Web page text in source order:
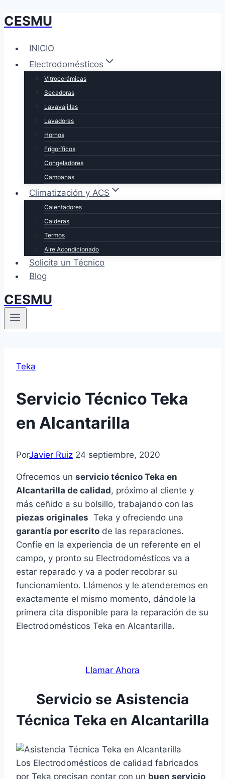
Saltar
contenido
CESMU
INICIO
Electrodomésticos
Vitrocerámicas
Secadoras
Lavavajillas
Lavadoras
Hornos
Frigoríficos
Congeladores
Campanas
Climatización y ACS
Calentadores
Calderas
Termos
Aire Acondicionado
Solicita un Técnico
Blog
CESMU
Teka
Servicio Técnico Teka
en Alcantarilla
PorJavier Ruiz 24 septiembre, 2020
Ofrecemos un servicio técnico Teka en
Alcantarilla de calidad, próximo al cliente y
más ceñido a su bolsillo, trabajando con las
piezas originales Teka y ofreciendo una
garantía por escrito de las reparaciones.
Confíe en la experiencia de un referente en el
campo, y pronto su Electrodomésticos va a
estar reparado y va a poder recobrar su
funcionamiento. Llámenos y le atenderemos en
exactamente el mismo momento, dándole la
primera cita disponible para la reparación de su
Electrodomésticos Teka en Alcantarilla.
Llamar Ahora
Servicio se Asistencia
Técnica Teka en Alcantarilla
Los Electrodomésticos de calidad fabricados
por Teka precisan contar con un buen servicio